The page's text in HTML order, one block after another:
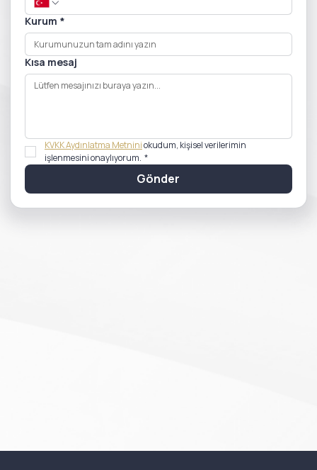
Kurum *
Kısa mesaj
KVKK Aydınlatma Metnini okudum, kişisel verilerimin
işlenmesini onaylıyorum. *
Gönder